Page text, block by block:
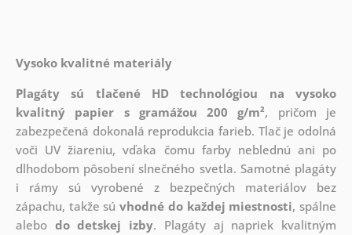
Vysoko kvalitné materiály
Plagáty sú tlačené HD technológiou na vysoko
kvalitný papier s gramážou 200 g/m², pričom je
zabezpečená dokonalá reprodukcia farieb. Tlač je odolná
voči UV žiareniu, vďaka čomu farby neblednú ani po
dlhodobom pôsobení slnečného svetla. Samotné plagáty
i rámy sú vyrobené z bezpečných materiálov bez
zápachu, takže súvhodné do každej miestnosti, spálne
alebo do detskej izby. Plagáty aj napriek kvalitným